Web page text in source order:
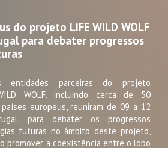
do projeto LIFE WILD WOLF
para debater progressos
entidades parceiras do projeto
WOLF, incluindo cerca de 50
europeus, reuniram de 09 a 12
para debater os progressos
futuras no âmbito deste projeto,
promover a coexistência entre o lobo